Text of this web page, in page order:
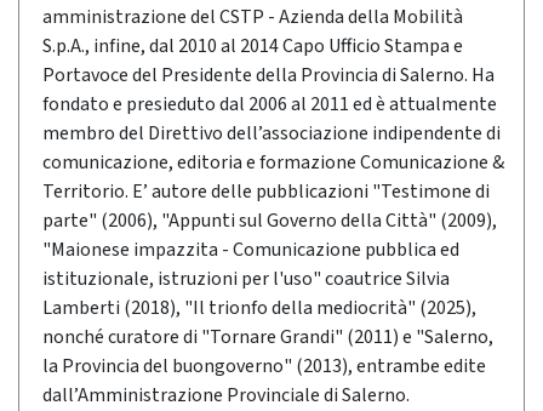
amministrazione del CSTP - Azienda della Mobilità
S.p.A., infine, dal 2010 al 2014 Capo Ufficio Stampa e
Portavoce del Presidente della Provincia di Salerno. Ha
fondato e presieduto dal 2006 al 2011 ed è attualmente
membro del Direttivo dell’associazione indipendente di
comunicazione, editoria e formazione Comunicazione &
Territorio. E’ autore delle pubblicazioni "Testimone di
parte" (2006), "Appunti sul Governo della Città" (2009),
"Maionese impazzita - Comunicazione pubblica ed
istituzionale, istruzioni per l'uso" coautrice Silvia
Lamberti (2018), "Il trionfo della mediocrità" (2025),
nonché curatore di "Tornare Grandi" (2011) e "Salerno,
la Provincia del buongoverno" (2013), entrambe edite
dall’Amministrazione Provinciale di Salerno.